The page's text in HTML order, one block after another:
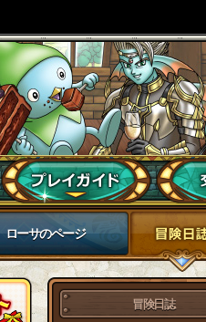
ローサのページ
冒険日誌